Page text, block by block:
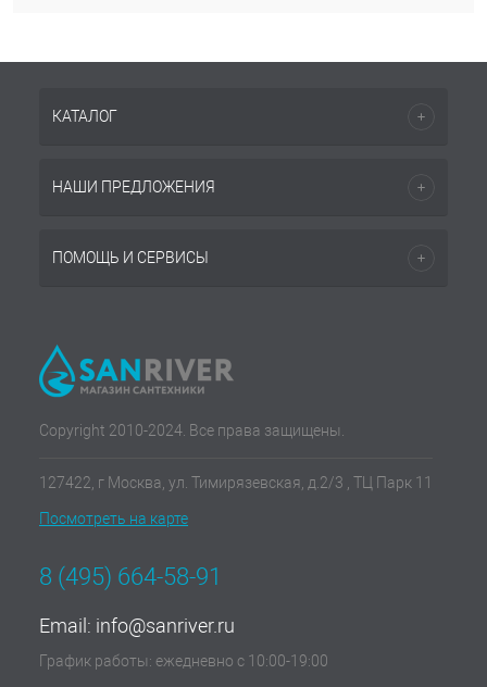
КАТАЛОГ
НАШИ ПРЕДЛОЖЕНИЯ
ПОМОЩЬ И СЕРВИСЫ
Copyright 2010-2024. Все права защищены.
127422, г Москва, ул. Тимирязевская, д.2/3 , ТЦ Парк 11
Посмотреть на карте
8 (495) 664-58-91
Email: info@sanriver.ru
График работы: ежедневно с 10:00-19:00